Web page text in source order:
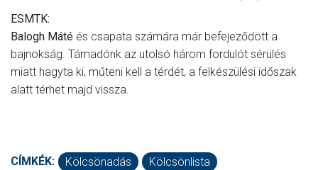
ESMTK:
Balogh Máté és csapata számára már befejeződött a
bajnokság. Támadónk az utolsó három fordulót sérülés
miatt hagyta ki, műteni kell a térdét, a felkészülési időszak
alatt térhet majd vissza.
CÍMKÉK: Kölcsönadás Kölcsönlista